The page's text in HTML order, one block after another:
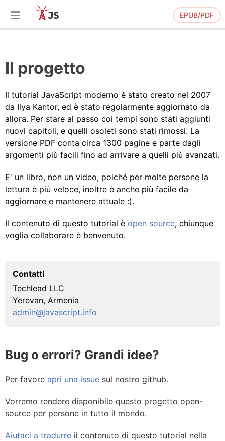
EPUB/PDF
Il progetto
Il tutorial JavaScript moderno è stato creato nel 2007
da Ilya Kantor, ed è stato regolarmente aggiornato da
allora. Per stare al passo coi tempi sono stati aggiunti
nuovi capitoli, e quelli osoleti sono stati rimossi. La
versione PDF conta circa 1300 pagine e parte dagli
argomenti più facili fino ad arrivare a quelli più avanzati.
E' un libro, non un video, poiché per molte persone la
lettura è più veloce, inoltre è anche più facile da
aggiornare e mantenere attuale :).
Il contenuto di questo tutorial è open source, chiunque
voglia collaborare è benvenuto.
Contatti
Techlead LLC
Yerevan, Armenia
admin@javascript.info
Bug o errori? Grandi idee?
Per favore apri una issue sul nostro github.
Vorremo rendere disponibile questo progetto open-
source per persone in tutto il mondo.
Aiutaci a tradurre il contenuto di questo tutorial nella